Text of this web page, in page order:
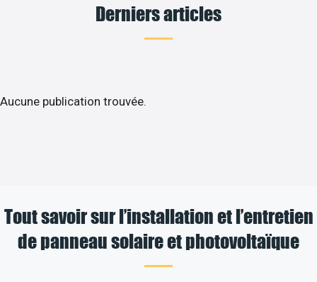
Derniers articles
Aucune publication trouvée.
Tout savoir sur l’installation et l’entretien
de panneau solaire et photovoltaïque